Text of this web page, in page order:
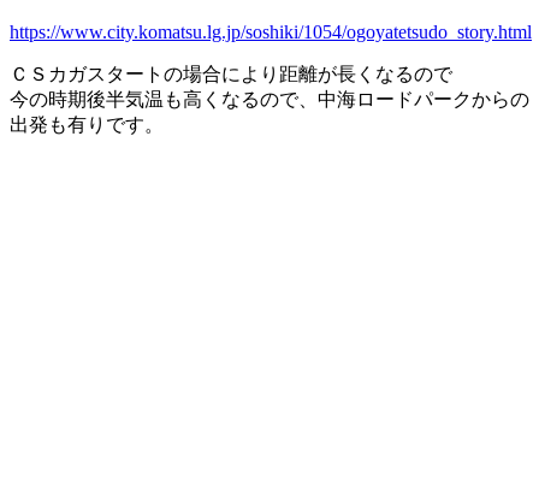
https://www.city.komatsu.lg.jp/soshiki/1054/ogoyatetsudo_story.html
ＣＳカガスタートの場合により距離が長くなるので
今の時期後半気温も高くなるので、中海ロードパークからの
出発も有りです。